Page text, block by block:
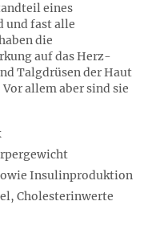
eines
und fast alle
die
auf das Herz-
Talgdrüsen der Haut
allem aber sind sie
Insulinproduktion
Cholesterinwerte